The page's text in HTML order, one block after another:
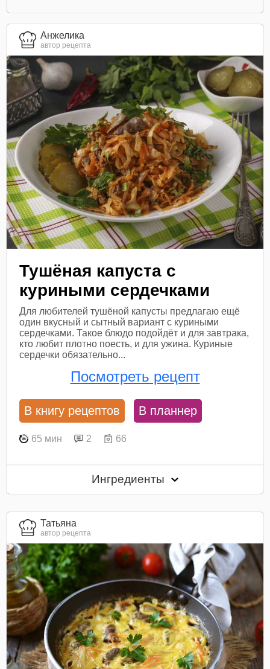
Анжелика
автор рецепта
Тушёная капуста с
куриными сердечками
Для любителей тушёной капусты предлагаю ещё
один вкусный и сытный вариант с куриными
сердечками. Такое блюдо подойдёт и для завтрака,
кто любит плотно поесть, и для ужина. Куриные
сердечки обязательно...
Посмотреть рецепт
В книгу рецептов В планнер
65 мин 2 66
Ингредиенты
Татьяна
автор рецепта